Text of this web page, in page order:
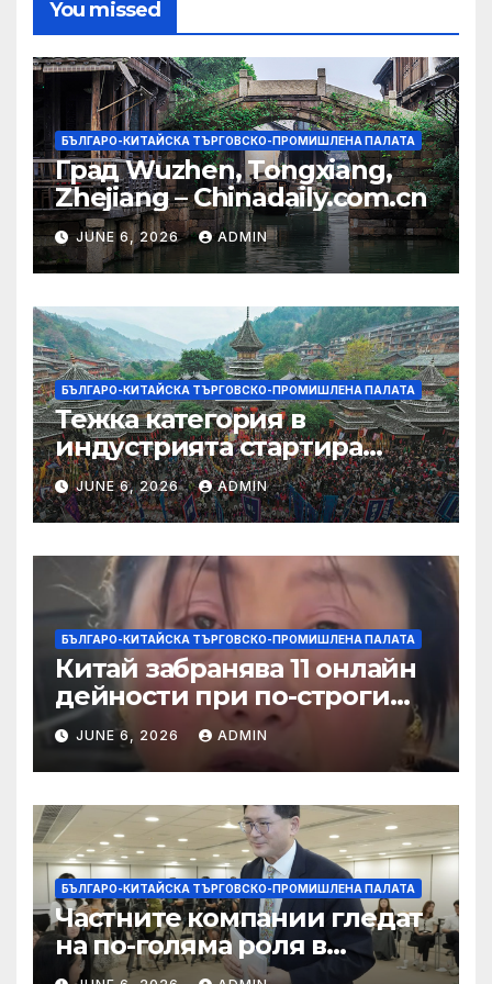
You missed
БЪЛГАРО-КИТАЙСКА ТЪРГОВСКО-ПРОМИШЛЕНА ПАЛАТА
Град Wuzhen, Tongxiang,
Zhejiang – Chinadaily.com.cn
JUNE 6, 2026 ADMIN
БЪЛГАРО-КИТАЙСКА ТЪРГОВСКО-ПРОМИШЛЕНА ПАЛАТА
Тежка категория в
индустрията стартира
алианс за космическа
слънчева енергия
JUNE 6, 2026 ADMIN
БЪЛГАРО-КИТАЙСКА ТЪРГОВСКО-ПРОМИШЛЕНА ПАЛАТА
Китай забранява 11 онлайн
дейности при по-строги
правила за ограничаване на
слуховете и
кибернасилниците
JUNE 6, 2026 ADMIN
БЪЛГАРО-КИТАЙСКА ТЪРГОВСКО-ПРОМИШЛЕНА ПАЛАТА
Частните компании гледат
на по-голяма роля в
стратегическата